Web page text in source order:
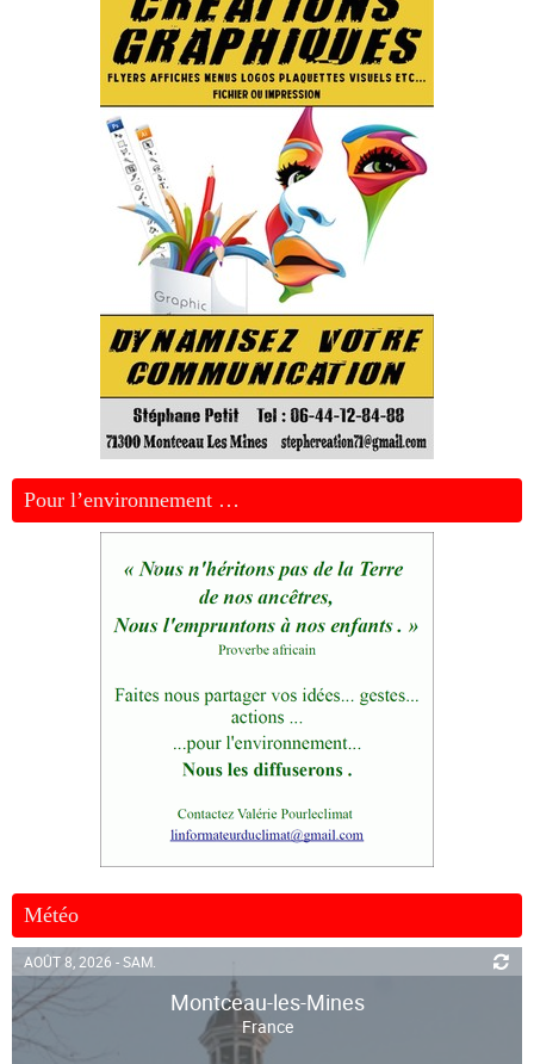
Pour l’environnement …
Météo
AOÛT 8, 2026 - SAM.
Montceau-les-Mines
France